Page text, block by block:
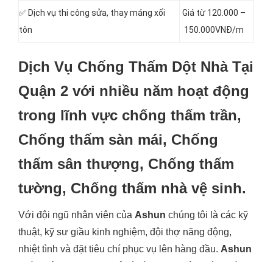
✅ Dịch vụ thi công sửa, thay máng xối
tôn
Giá từ 120.000 –
150.000VNĐ/m
Dịch Vụ Chống Thấm Dột Nhà Tại
Quận 2 với nhiều năm hoạt động
trong lĩnh vực chống thấm trần,
Chống thấm sàn mái, Chống
thấm sân thượng, Chống thấm
tường, Chống thấm nhà vệ sinh.
Với đội ngũ nhân viên của Ashun chúng tôi là các kỹ
thuật, kỹ sư giầu kinh nghiệm, đội thợ năng động,
nhiệt tình và đặt tiêu chí phục vụ lên hàng đầu. Ashun